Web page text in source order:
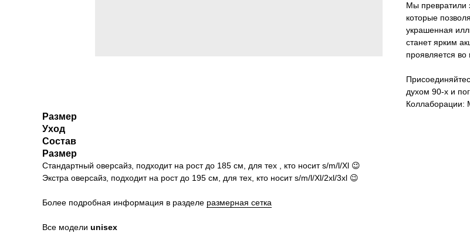
Мы превратили
которые
украшенная
станет ярким
проявляется
духом 90-х и
Коллаборации:
Размер
Уход
Состав
Размер
Стандартный оверсайз, подходит на рост до 185 см, для тех , кто носит s/m/l/Xl 😉
Экстра оверсайз, подходит на рост до 195 см, для тех, кто носит s/m/l/Xl/2xl/3xl 😉
Более подробная информация в разделе размерная сетка
Все модели unisex